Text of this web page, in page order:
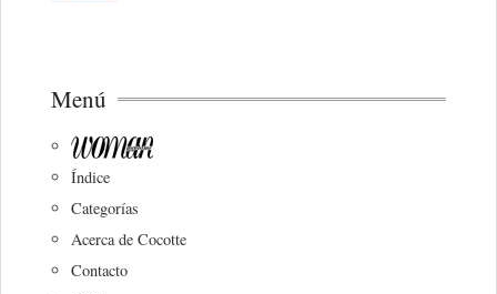
Menú
Índice
Categorías
Acerca de Cocotte
Contacto